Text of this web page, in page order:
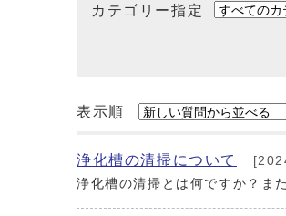
カテゴリー指定
表示順
浄化槽の清掃について
浄化槽の清掃とは何ですか？ま